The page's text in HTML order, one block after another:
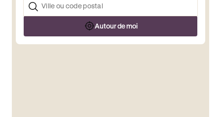
Autour de moi